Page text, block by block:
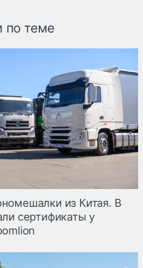
по теме
из Китая. В
сертификаты у